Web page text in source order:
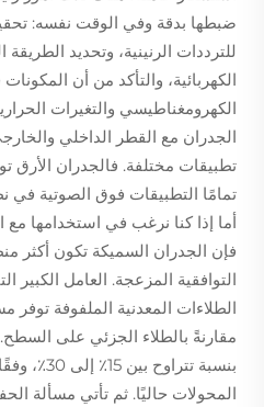
ضبطها بدقة وفي الوقت نفسه:
للترددات الرنينية، وتحديد
الكهربائية، والتأكد من أن
الكهرومغناطيسي والتغيرات
الجدران مع القطر الداخلي
تطبيقات مختلفة. فالجدران الأرق
أما إذا كنا نرغب في استخدامها
فإن الجدران السميكة تكون أكثر
التوافقية المزعجة. العامل الكبير
الطلاءات المعدنية الملفوفة
مقارنةً بالطلاء الجزئي على
بنسبة
المحولات حاليًا. ثم تأتي مسألة